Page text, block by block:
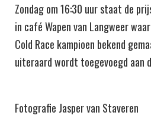
Zondag om 16:30 uur staat de
in café Wapen van Langweer
Cold Race kampioen bekend
uiteraard wordt toegevoegd aan
Fotografie Jasper van Staveren